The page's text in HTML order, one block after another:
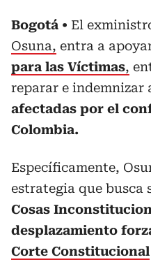
Bogotá El
Osuna, entra a
para las Víctimas,
reparar e indemnizar
afectadas por el
Colombia.
Específicamente,
estrategia que busca
Cosas
desplazamiento
Corte Constitucional